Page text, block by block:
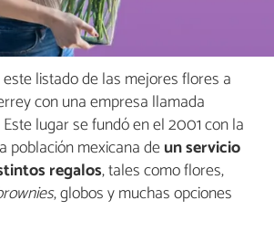
listado de las mejores flores a
con una empresa llamada
Este lugar se fundó en el 2001 con la
población mexicana deun servicio
regalos, tales como flores,
, globos y muchas opciones